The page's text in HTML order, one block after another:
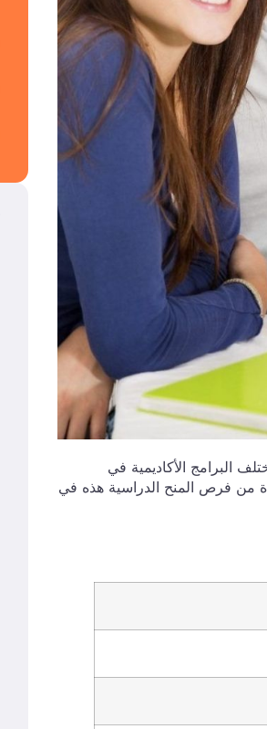
البرامج الأكاديمية في
الدوليين 2024. حان الوقت للاستفادة من فرص المنح الدراسية هذه في